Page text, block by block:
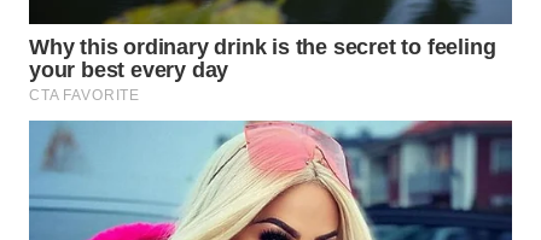
NEWS
WAHANA
TANI
WAHANA
ADVOKAT